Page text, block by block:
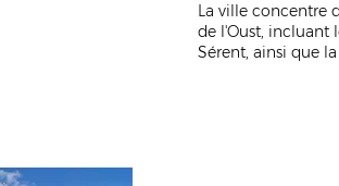
La ville concentre
de l'Oust, incluant
Sérent, ainsi que